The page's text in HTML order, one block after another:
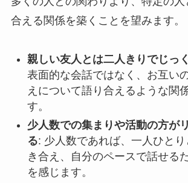
合える関係を築くことを望みます。
親しい友人とは二人きりでじっ
表面的な会話ではなく、お互い
えについて語り合えるような関
す。
少人数での集まりや活動の方が
る: 少人数であれば、一人ひとり
き合え、自分のペースで話せる
を感じます。